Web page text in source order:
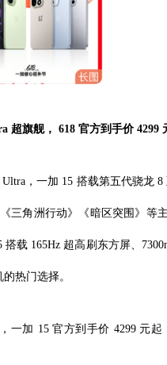
超旗舰， 618 官方到手价 4299
，一加 15 搭载第五代骁龙
三角洲行动》《暗区突围》等
搭载 165Hz 超高刷东方屏、
热门选择。
一加 15 官方到手价 4299 元